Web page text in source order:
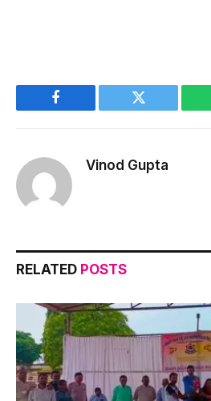
Facebook Twitter
Vinod Gupta
RELATED POSTS